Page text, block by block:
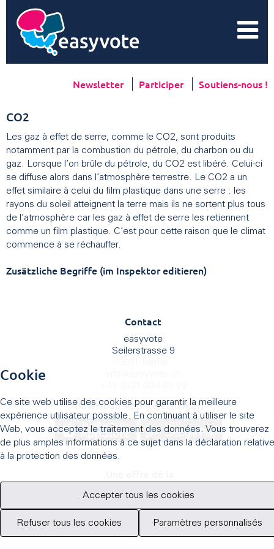
Newsletter Participer Soutiens-nous !
CO2
Les gaz à effet de serre, comme le CO2, sont produits
notamment par la combustion du pétrole, du charbon ou du
gaz. Lorsque l’on brûle du pétrole, du CO2 est libéré. Celui-ci
se diffuse alors dans l’atmosphère terrestre. Le CO2 a un
effet similaire à celui du film plastique dans une serre : les
rayons du soleil atteignent la terre mais ils ne sortent plus tous
de l’atmosphère car les gaz à effet de serre les retiennent
comme un film plastique. C’est pour cette raison que le climat
commence à se réchauffer.
Zusätzliche Begriffe (im Inspektor editieren)
Contact
easyvote
Seilerstrasse 9
Download App (télécharger)
Cookie
Ce site web utilise des cookies pour garantir la meilleure
expérience utilisateur possible. En continuant à utiliser le site
Web, vous acceptez le traitement des données. Vous trouverez
de plus amples informations à ce sujet dans la déclaration relative
à la protection des données.
Accepter tous les cookies
Refuser tous les cookies Paramètres personnalisés